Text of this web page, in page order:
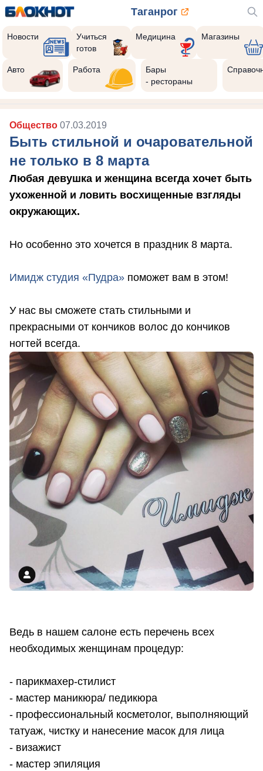
Таганрог
Новости
Учиться
готов
Медицина Магазины
Авто Работа
Бары
- рестораны
Общество 07.03.2019
Быть стильной и очаровательной
не только в 8 марта
Любая девушка и женщина всегда хочет быть
ухоженной и ловить восхищенные взгляды
окружающих.
Но особенно это хочется в праздник 8 марта.
Имидж студия «Пудра» поможет вам в этом!
У нас вы сможете стать стильными и
прекрасными от кончиков волос до кончиков
ногтей всегда.
Ведь в нашем салоне есть перечень всех
необходимых женщинам процедур:
- парикмахер-стилист
- мастер маникюра/ педикюра
- профессиональный косметолог, выполняющий
татуаж, чистку и нанесение масок для лица
- визажист
- мастер эпиляция